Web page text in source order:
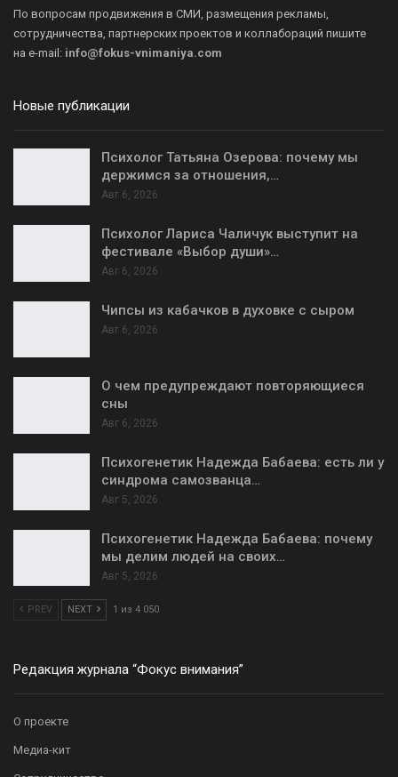
По вопросам продвижения в СМИ, размещения рекламы,
сотрудничества, партнерских проектов и коллабораций пишите
на e-mail: info@fokus-vnimaniya.com
Новые публикации
Психолог Татьяна Озерова: почему мы
держимся за отношения,…
Авг 6, 2026
Психолог Лариса Чаличук выступит на
фестивале «Выбор души»…
Авг 6, 2026
Чипсы из кабачков в духовке с сыром
Авг 6, 2026
О чем предупреждают повторяющиеся
сны
Авг 6, 2026
Психогенетик Надежда Бабаева: есть ли у
синдрома самозванца…
Авг 5, 2026
Психогенетик Надежда Бабаева: почему
мы делим людей на своих…
Авг 5, 2026
PREV NEXT 1 из 4 050
Редакция журнала “Фокус внимания”
О проекте
Медиа-кит